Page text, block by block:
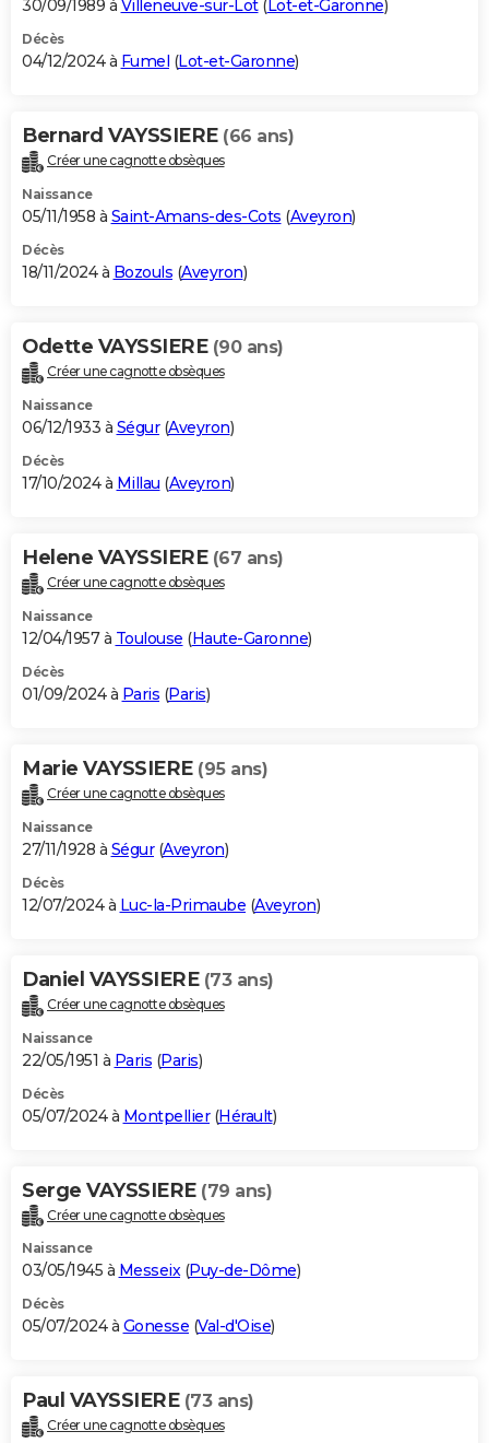
30/09/1989 à Villeneuve-sur-Lot( Lot-et-Garonne)
Décès
04/12/2024 à Fumel (Lot-et-Garonne)
Bernard VAYSSIERE (66 ans)
Créer une cagnotte obsèques
Naissance
05/11/1958 à Saint-Amans-des-Cots (Aveyron)
Décès
18/11/2024 à Bozouls (Aveyron)
Odette VAYSSIERE (90 ans)
Créer une cagnotte obsèques
Naissance
06/12/1933 à Ségur(Aveyron)
Décès
17/10/2024 à Millau (Aveyron)
Helene VAYSSIERE (67 ans)
Créer une cagnotte obsèques
Naissance
12/04/1957 à Toulouse (Haute-Garonne)
Décès
01/09/2024 à Paris (Paris)
Marie VAYSSIERE (95 ans)
Créer une cagnotte obsèques
Naissance
27/11/1928 à Ségur(Aveyron)
Décès
12/07/2024 à Luc-la-Primaube (Aveyron)
Daniel VAYSSIERE (73 ans)
Créer une cagnotte obsèques
Naissance
22/05/1951 à Paris (Paris)
Décès
05/07/2024 à Montpellier(Hérault)
Serge VAYSSIERE (79 ans)
Créer une cagnotte obsèques
Naissance
03/05/1945 à Messeix(Puy-de-Dôme)
Décès
05/07/2024 à Gonesse (Val-d'Oise)
Paul VAYSSIERE (73 ans)
Créer une cagnotte obsèques